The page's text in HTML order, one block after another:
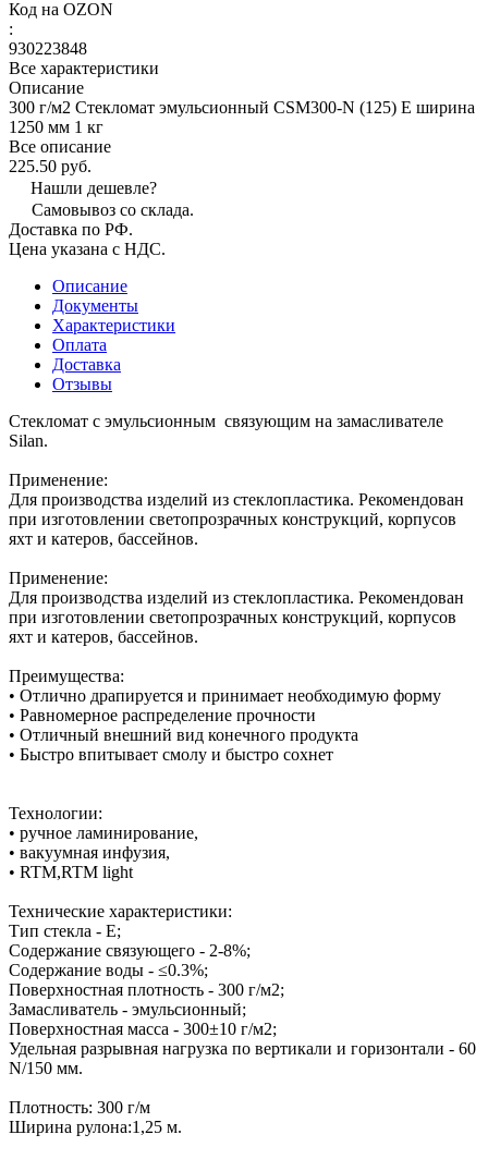
Код на OZON
:
930223848
Все характеристики
Описание
300 г/м2 Стекломат эмульсионный CSM300-N (125) E ширина
1250 мм 1 кг
Все описание
225.50 руб.
Нашли дешевле?
Самовывоз со склада.
Доставка по РФ.
Цена указана с НДС.
Описание
Документы
Характеристики
Оплата
Доставка
Отзывы
Стекломат с эмульсионным связующим на замасливателе
Silan.
Применение:
Для производства изделий из стеклопластика. Рекомендован
при изготовлении светопрозрачных конструкций, корпусов
яхт и катеров, бассейнов.
Применение:
Для производства изделий из стеклопластика. Рекомендован
при изготовлении светопрозрачных конструкций, корпусов
яхт и катеров, бассейнов.
Преимущества:
• Отлично драпируется и принимает необходимую форму
• Равномерное распределение прочности
• Отличный внешний вид конечного продукта
• Быстро впитывает смолу и быстро сохнет
Технологии:
• ручное ламинирование,
• вакуумная инфузия,
• RTM,RTM light
Технические характеристики:
Тип стекла - Е;
Содержание связующего - 2-8%;
Содержание воды - ≤0.3%;
Поверхностная плотность - 300 г/м2;
Замасливатель - эмульсионный;
Поверхностная масса - 300±10 г/м2;
Удельная разрывная нагрузка по вертикали и горизонтали - 60
N/150 мм.
Плотность: 300 г/м
Ширина рулона:1,25 м.